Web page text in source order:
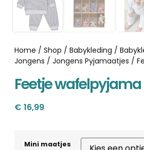
Home / Shop / Babykleding /
Jongens / Jongens Pyjamaatjes /
Feetje wafelpyjama
€ 16,99
Mini maatjes